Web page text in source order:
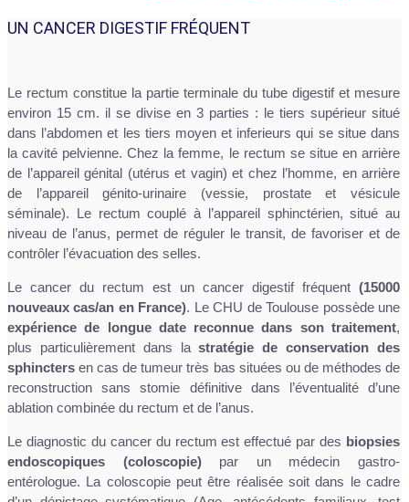
UN CANCER DIGESTIF FRÉQUENT
Le rectum constitue la partie terminale du tube digestif et mesure
environ 15 cm. il se divise en 3 parties : le tiers supérieur situé
dans l’abdomen et les tiers moyen et inferieurs qui se situe dans
la cavité pelvienne. Chez la femme, le rectum se situe en arrière
de l’appareil génital (utérus et vagin) et chez l’homme, en arrière
de l’appareil génito-urinaire (vessie, prostate et vésicule
séminale). Le rectum couplé à l’appareil sphinctérien, situé au
niveau de l’anus, permet de réguler le transit, de favoriser et de
contrôler l’évacuation des selles.
Le cancer du rectum est un cancer digestif fréquent (15000
nouveaux cas/an en France). Le CHU de Toulouse possède une
expérience de longue date reconnue dans son traitement,
plus particulièrement dans lastratégie de conservation des
sphincters en cas de tumeur très bas situées ou de méthodes de
reconstruction sans stomie définitive dans l’éventualité d’une
ablation combinée du rectum et de l’anus.
Le diagnostic du cancer du rectum est effectué par des biopsies
endoscopiques (coloscopie)par un médecin gastro-
entérologue. La coloscopie peut être réalisée soit dans le cadre